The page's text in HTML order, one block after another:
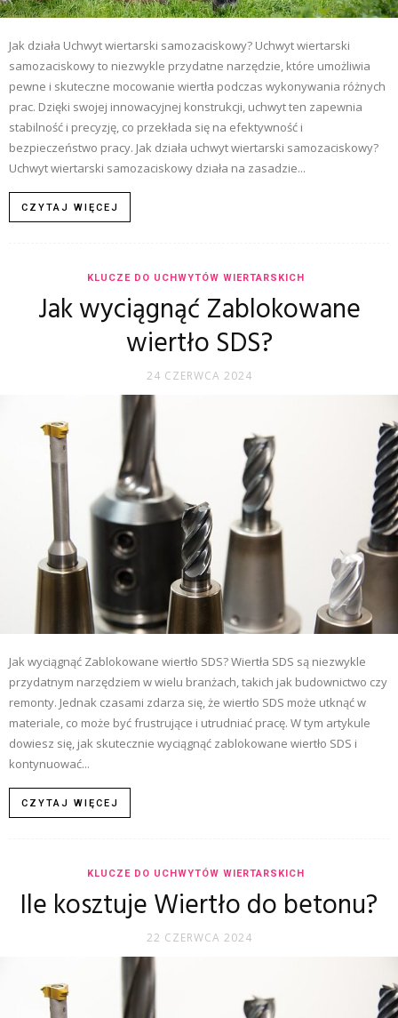
Jak działa Uchwyt wiertarski samozaciskowy? Uchwyt wiertarski
samozaciskowy to niezwykle przydatne narzędzie, które umożliwia
pewne i skuteczne mocowanie wiertła podczas wykonywania różnych
prac. Dzięki swojej innowacyjnej konstrukcji, uchwyt ten zapewnia
stabilność i precyzję, co przekłada się na efektywność i
bezpieczeństwo pracy. Jak działa uchwyt wiertarski samozaciskowy?
Uchwyt wiertarski samozaciskowy działa na zasadzie...
CZYTAJ WIĘCEJ
KLUCZE DO UCHWYTÓW WIERTARSKICH
Jak wyciągnąć Zablokowane
wiertło SDS?
24 CZERWCA 2024
Jak wyciągnąć Zablokowane wiertło SDS? Wiertła SDS są niezwykle
przydatnym narzędziem w wielu branżach, takich jak budownictwo czy
remonty. Jednak czasami zdarza się, że wiertło SDS może utknąć w
materiale, co może być frustrujące i utrudniać pracę. W tym artykule
dowiesz się, jak skutecznie wyciągnąć zablokowane wiertło SDS i
kontynuować...
CZYTAJ WIĘCEJ
KLUCZE DO UCHWYTÓW WIERTARSKICH
Ile kosztuje Wiertło do betonu?
22 CZERWCA 2024